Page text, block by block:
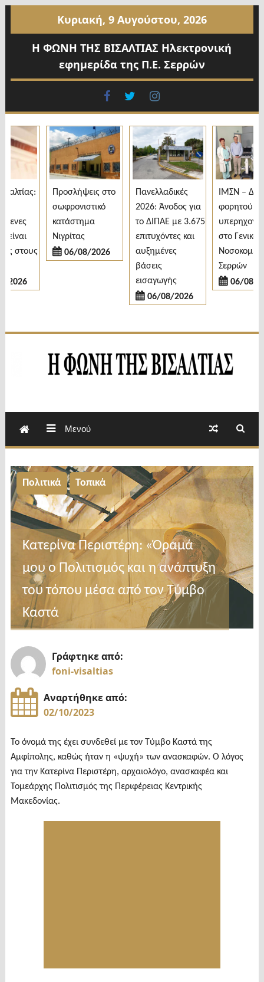
περιεχόμενο
Κυριακή, 9 Αυγούστου, 2026
Η ΦΩΝΗ ΤΗΣ ΒΙΣΑΛΤΙΑΣ Ηλεκτρονική
εφημερίδα της Π.Ε. Σερρών
facebook
twitter
στους
Προσλήψεις στο
σωφρονιστικό
κατάστημα
Νιγρίτας
06/08/2026
Πανελλαδικές
2026: Άνοδος για
το ΔΙΠΑΕ με 3.675
επιτυχόντες και
αυξημένες
βάσεις
εισαγωγής
06/08/2026
ΙΜΣΝ –
φορητού
στο Γενικό
Νοσοκομείο
Σερρών
06/08/
Μενού
Πολιτικά Τοπικά
Κατερίνα Περιστέρη: «Όραμά
μου ο Πολιτισμός και η ανάπτυξη
του τόπου μέσα από τον Τύμβο
Καστά
Γράφτηκε από:
foni-visaltias
Αναρτήθηκε από:
02/10/2023
Το όνομά της έχει συνδεθεί με τον Τύμβο Καστά της
Αμφίπολης, καθώς ήταν η «ψυχή» των ανασκαφών. Ο λόγος
για την Κατερίνα Περιστέρη, αρχαιολόγο, ανασκαφέα και
Τομεάρχης Πολιτισμός της Περιφέρειας Κεντρικής
Μακεδονίας.